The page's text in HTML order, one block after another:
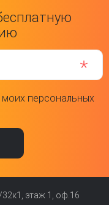
персональных
этаж 1, оф.16